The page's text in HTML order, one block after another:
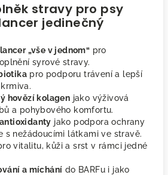
stravy pro psy
jedinečný
„vše v jednom“ pro
syrové stravy.
pro podporu trávení a lepší
hovězí kolagen jako výživová
a pohybového komfortu.
jako podpora ochrany
s nežádoucími látkami ve stravě.
vitalitu, kůži a srst v rámci jedné
a míchání do BARFu i jako